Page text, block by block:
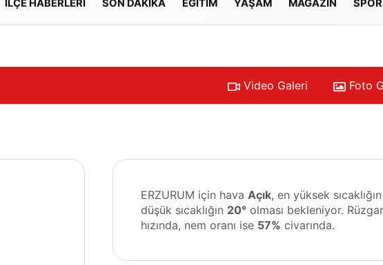
Gizlilik İlkeleri
İLÇE HABERLERİ SON DAKİKA EĞİTİM YAŞAM MAGAZİN SPOR
Video Galeri Foto
ERZURUM için hava Açık, en yüksek sıcaklığın
düşük sıcaklığın 20°olması bekleniyor. Rüzgar
hızında, nem oranı ise 57% civarında.